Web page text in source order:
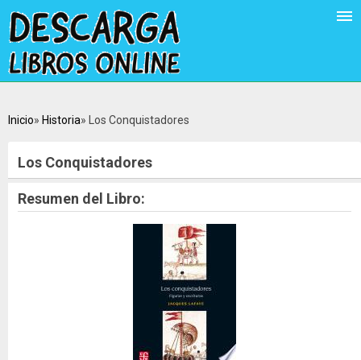
Inicio Historia Los Conquistadores
Los Conquistadores
Resumen del Libro: